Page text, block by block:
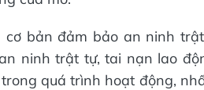
bản đảm bảo an ninh
ninh trật tự, tai nạn lao
quá trình hoạt động,